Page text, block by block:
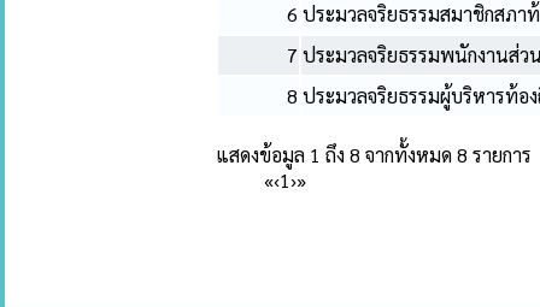
6 ประมวลจริยธรรมสมาชิกสภา
7 ประมวลจริยธรรมพนักงานส่ว
8 ประมวลจริยธรรมผู้บริหารท้อ
แสดงข้อมูล 1 ถึง 8 จากทั้งหมด 8 รายการ
«‹1›»